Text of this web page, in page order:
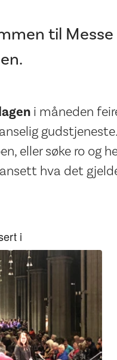
til
i måneden
eller søke ro og
hva det
i